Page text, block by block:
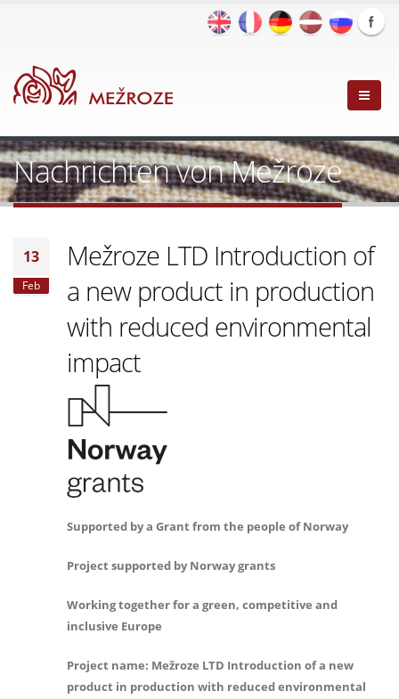
Nachrichten von Mežroze
13
Feb
Mežroze LTD Introduction of
a new product in production
with reduced environmental
impact
Supported by a Grant from the people of Norway
Project supported by Norway grants
Working together for a green, competitive and
inclusive Europe
Project name: Mežroze LTD Introduction of a new
product in production with reduced environmental